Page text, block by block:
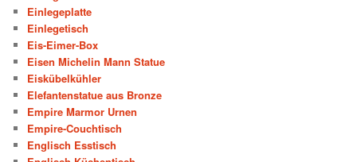
Einlegeplatte
Einlegetisch
Eis-Eimer-Box
Eisen Michelin Mann Statue
Eiskübelkühler
Elefantenstatue aus Bronze
Empire Marmor Urnen
Empire-Couchtisch
Englisch Esstisch